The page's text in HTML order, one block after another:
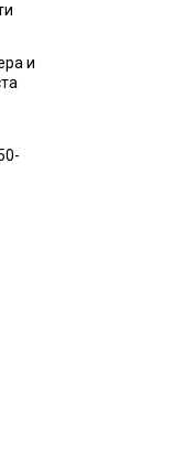
и